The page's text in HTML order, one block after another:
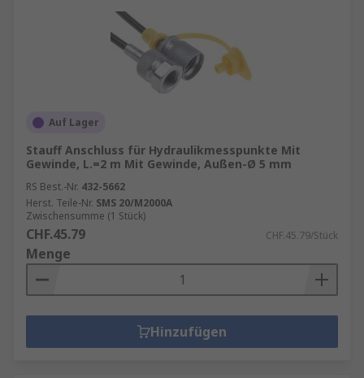
Auf Lager
Stauff Anschluss für Hydraulikmesspunkte Mit
Gewinde, L.=2 m Mit Gewinde, Außen-Ø 5 mm
RS Best.-Nr. 432-5662
Herst. Teile-Nr. SMS 20/M2000A
Zwischensumme (1 Stück)
CHF.45.79 CHF.45.79/Stück
Menge
Hinzufügen